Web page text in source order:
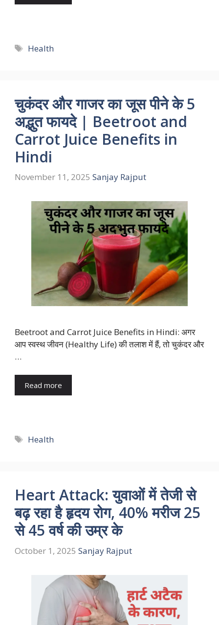
Tags
Health
चुकंदर और गाजर का जूस पीने के 5
अद्भुत फायदे | Beetroot and
Carrot Juice Benefits in
Hindi
November 11, 2025 Sanjay Rajput
Beetroot and Carrot Juice Benefits in Hindi: अगर
आप स्वस्थ जीवन (Healthy Life) की तलाश में हैं, तो चुकंदर और
…
Read more
Tags
Health
Heart Attack: युवाओं में तेजी से
बढ़ रहा है हृदय रोग, 40% मरीज 25
से 45 वर्ष की उम्र के
October 1, 2025 Sanjay Rajput